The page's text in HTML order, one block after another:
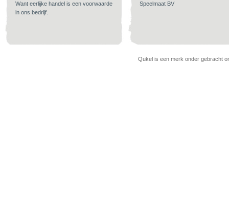
Want eerlijke handel is een voorwaarde
in ons bedrijf.
Speelmaat BV
Qukel is een merk onder gebracht